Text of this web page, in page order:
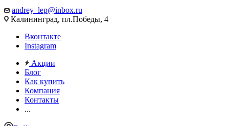
andrey_lep@inbox.ru
Калининград, пл.Победы, 4
Вконтакте
Instagram
Акции
Блог
Как купить
Компания
Контакты
...